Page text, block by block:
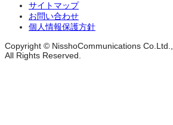
サイトマップ
お問い合わせ
個人情報保護方針
Copyright © NisshoCommunications Co.Ltd.,
All Rights Reserved.